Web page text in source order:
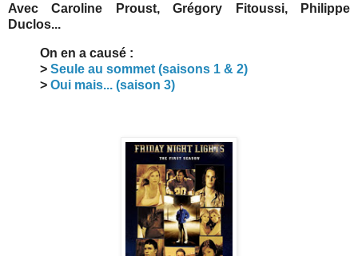
Avec Caroline Proust, Grégory Fitoussi, Philippe
Duclos...
On en a causé :
> Seule au sommet (saisons 1 & 2)
> Oui mais... (saison 3)